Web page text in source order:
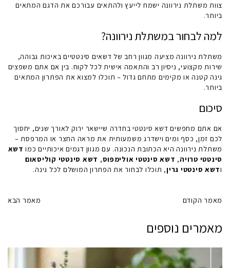
צוות משתלת נירוונה ישמח לייעץ ולהתאים עבורכם את הדגם המתאים
ביותר.
למה לבחור במשתלת נירוונה?
משתלת נירוונה מציעה מגוון רחב של דשאים סינטטיים באיכות גבוהה,
שירות מקצועי, ניסיון רב והתאמה אישית לכל לקוח. בין אם אתם משפצים
גינה קטנה או מקימים מתחם גדול – תוכלו למצוא את הפתרון המתאים
ביותר.
סיכום
אם אתם מחפשים דשא סינטטי בחדרה שיישאר ירוק לאורך שנים, יחסוך
לכם זמן, כסף ומים וישדרג משמעותית את מראה החצר או המרפסת –
משתלת נירוונה היא הכתובת הנכונה. עם מגוון דגמים איכותיים כמו דשא
סינטטי טרויה, דשא סינטטי אולימפוס, דשא סינטטי קוליסאום
ודשא סינטטי גרין, תוכלו לבחור את הפתרון המושלם לכל גינה.
מאמר הקודם מאמר הבא
מאמרים נוספים